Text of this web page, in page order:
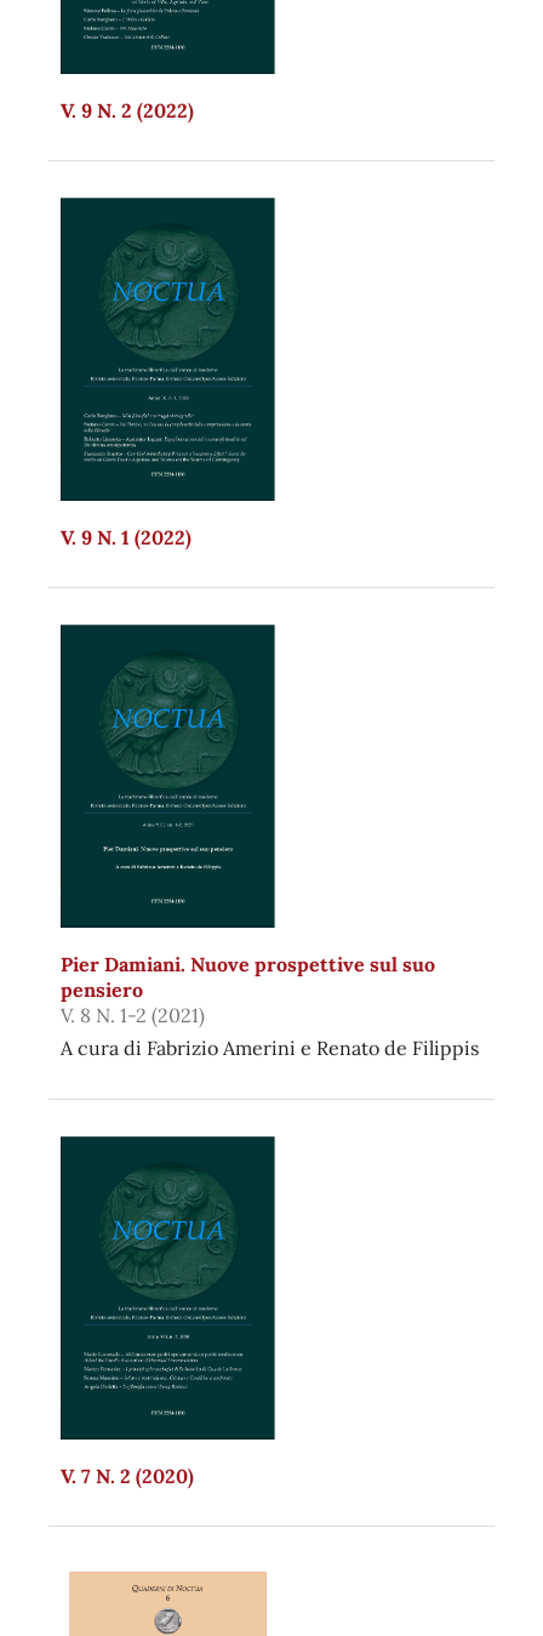
V. 9 N. 2 (2022)
V. 9 N. 1 (2022)
Pier Damiani. Nuove prospettive sul suo
pensiero
V. 8 N. 1-2 (2021)
A cura di Fabrizio Amerini e Renato de Filippis
V. 7 N. 2 (2020)